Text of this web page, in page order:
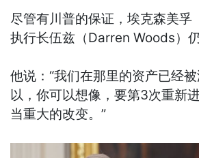
尽管有川普的保证，埃克森美孚
执行长伍兹（Darren Woods）仍
他说：“我们在那里的资产已经
以，你可以想像，要第3次重新
当重大的改变。”